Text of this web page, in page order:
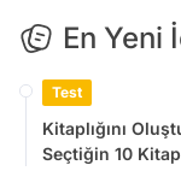
En Yeni
Test
Kitaplığını
Seçtiğin 10